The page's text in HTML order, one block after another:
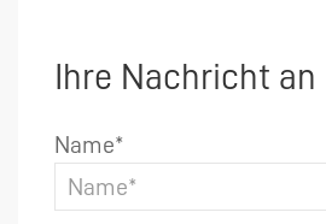
Ihre Nachricht an
Name*